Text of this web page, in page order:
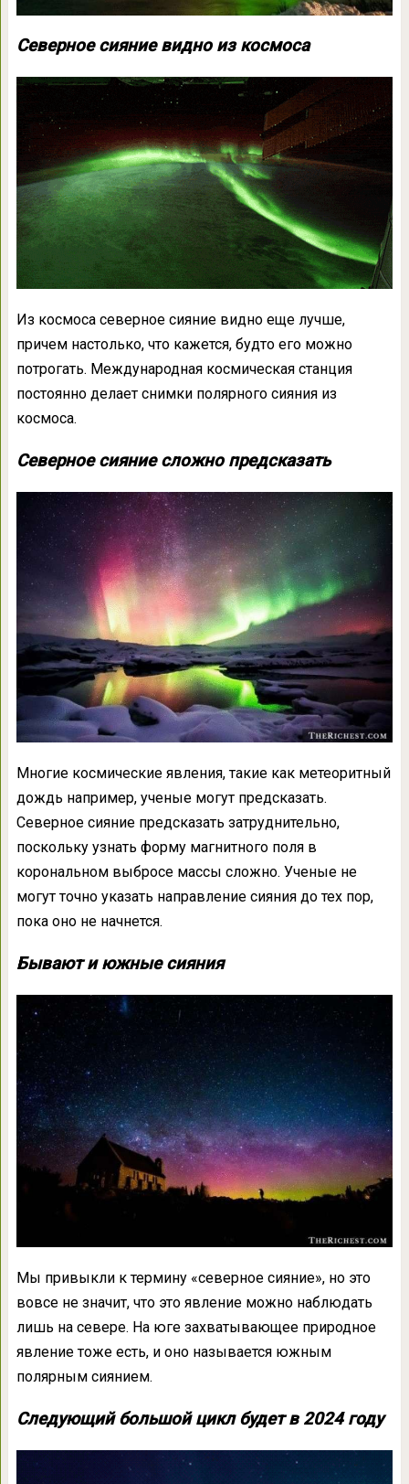
Северное сияние видно из космоса
Из космоса северное сияние видно еще лучше,
причем настолько, что кажется, будто его можно
потрогать. Международная космическая станция
постоянно делает снимки полярного сияния из
космоса.
Северное сияние сложно предсказать
Многие космические явления, такие как метеоритный
дождь например, ученые могут предсказать.
Северное сияние предсказать затруднительно,
поскольку узнать форму магнитного поля в
корональном выбросе массы сложно. Ученые не
могут точно указать направление сияния до тех пор,
пока оно не начнется.
Бывают и южные сияния
Мы привыкли к термину «северное сияние», но это
вовсе не значит, что это явление можно наблюдать
лишь на севере. На юге захватывающее природное
явление тоже есть, и оно называется южным
полярным сиянием.
Следующий большой цикл будет в 2024 году